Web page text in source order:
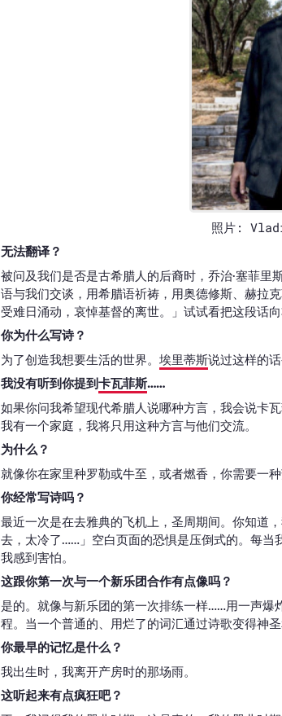
照片:
无法翻译？
被问及我们是否是古希腊人的后裔时，乔治·塞菲
语与我们交谈，用希腊语祈祷，用奥德修斯、赫拉
受难日涌动，哀悼基督的离世。」试试看把这段话向
你为什么写诗？
为了创造我想要生活的世界。 埃里蒂斯说过这样的
我没有听到你提到卡瓦菲斯……
如果你问我希望现代希腊人说哪种方言，我会说卡
我有一个家庭，我将只用这种方言与他们交流。
为什么？
就像你在家里种罗勒或牛至，或者燃香，你需要一种
你经常写诗吗？
最近一次是在去雅典的飞机上，圣周期间。你知道
去，太冷了……」空白页面的恐惧是压倒式的。每当
我感到害怕。
这跟你第一次与一个新乐团合作有点像吗？
是的。就像与新乐团的第一次排练一样……用一声爆
程。当一个普通的、用烂了的词汇通过诗歌变得神
你最早的记忆是什么？
我出生时，我离开产房时的那场雨。
这听起来有点疯狂吧？